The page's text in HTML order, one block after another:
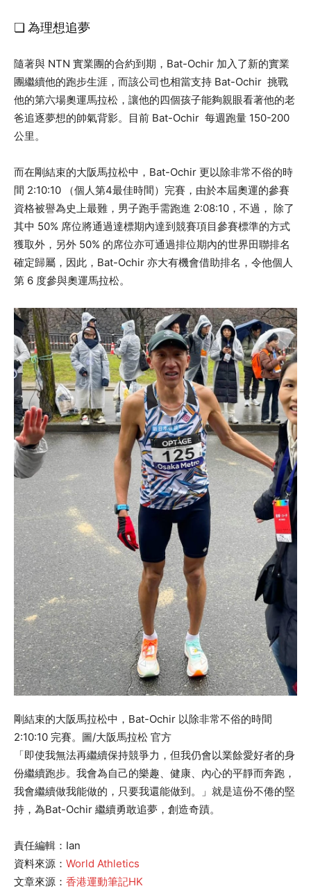
❏ 為理想追夢
隨著與 NTN 實業團的合約到期，Bat-Ochir 加入了新的實業
團繼續他的跑步生涯，而該公司也相當支持 Bat-Ochir 挑戰
他的第六場奧運馬拉松，讓他的四個孩子能夠親眼看著他的老
爸追逐夢想的帥氣背影。目前 Bat-Ochir 每週跑量 150-200
公里。
而在剛結束的大阪馬拉松中，Bat-Ochir 更以除非常不俗的時
間 2:10:10 （個人第4最佳時間）完賽，由於本屆奧運的參賽
資格被譽為史上最難，男子跑手需跑進 2:08:10，不過， 除了
其中 50% 席位將通過達標期內達到競賽項目參賽標準的方式
獲取外，另外 50% 的席位亦可通過排位期內的世界田聯排名
確定歸屬，因此，Bat-Ochir 亦大有機會借助排名，令他個人
第 6 度參與奧運馬拉松。
剛結束的大阪馬拉松中，Bat-Ochir 以除非常不俗的時間
2:10:10 完賽。圖/大阪馬拉松 官方
「即使我無法再繼續保持競爭力，但我仍會以業餘愛好者的身
份繼續跑步。我會為自己的樂趣、健康、內心的平靜而奔跑，
我會繼續做我能做的，只要我還能做到。」就是這份不倦的堅
持，為Bat-Ochir 繼續勇敢追夢，創造奇蹟。
責任編輯：Ian
資料來源： World Athletics
文章來源： 香港運動筆記HK